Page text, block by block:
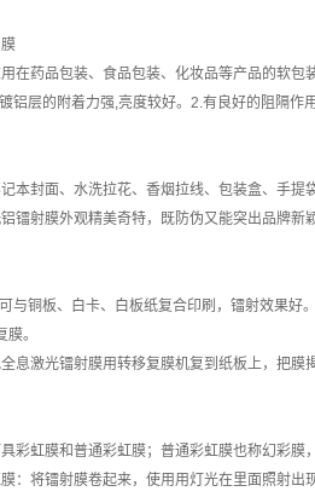
药品包装、食品包装、化妆品等产品的软包装
层的附着力强,亮度较好。2.有良好的阻隔作
封面、水洗拉花、香烟拉线、包装盒、手提
射膜外观精美奇特，既防伪又能突出品牌新
铜板、白卡、白板纸复合印刷，镭射效果好
。
激光镭射膜用转移复膜机复到纸板上，把膜
虹膜和普通彩虹膜；普通彩虹膜也称幻彩膜，
将镭射膜卷起来，使用用灯光在里面照射出